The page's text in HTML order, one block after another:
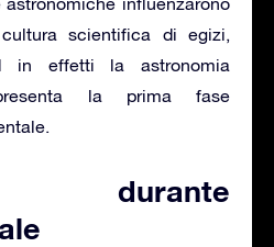
scientifica di egizi,
in effetti la astronomia
la prima fase
durante